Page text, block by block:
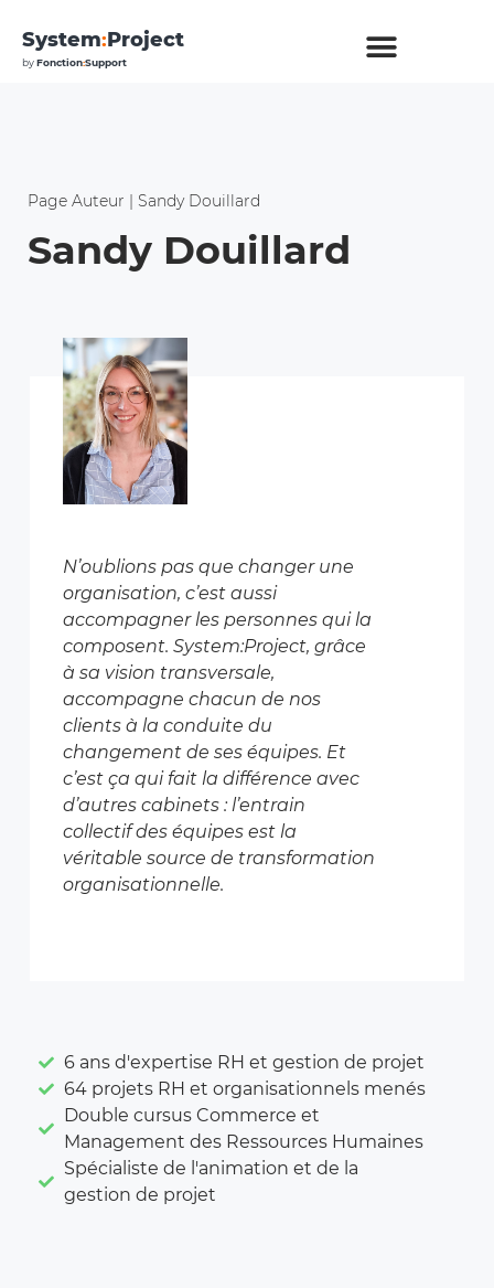
System:Project
byFonction:Support
6 ans d'expertise RH et gestion de projet
64 projets RH et organisationnels menés
Double cursus Commerce et
Management des Ressources Humaines
Spécialiste de l'animation et de la
gestion de projet
Page Auteur | Sandy Douillard
Sandy Douillard
N’oublions pas que changer une
organisation, c’est aussi
accompagner les personnes qui la
composent. System:Project, grâce
à sa vision transversale,
accompagne chacun de nos
clients à la conduite du
changement de ses équipes. Et
c’est ça qui fait la différence avec
d’autres cabinets : l’entrain
collectif des équipes est la
véritable source de transformation
organisationnelle.